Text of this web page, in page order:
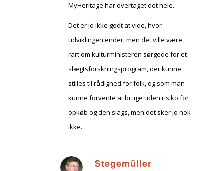
MyHeritage har overtaget det hele.
Det er jo ikke godt at vide, hvor
udviklingen ender, men det ville være
rart om kulturministeren sørgede for et
slægtsforskningsprogram, der kunne
stilles til rådighed for folk, og som man
kunne forvente at bruge uden risiko for
opkøb og den slags, men det sker jo nok
ikke.
Stegemüller